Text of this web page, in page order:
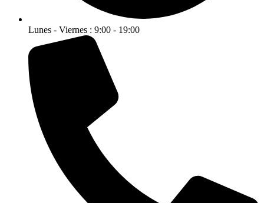
Lunes - Viernes : 9:00 - 19:00